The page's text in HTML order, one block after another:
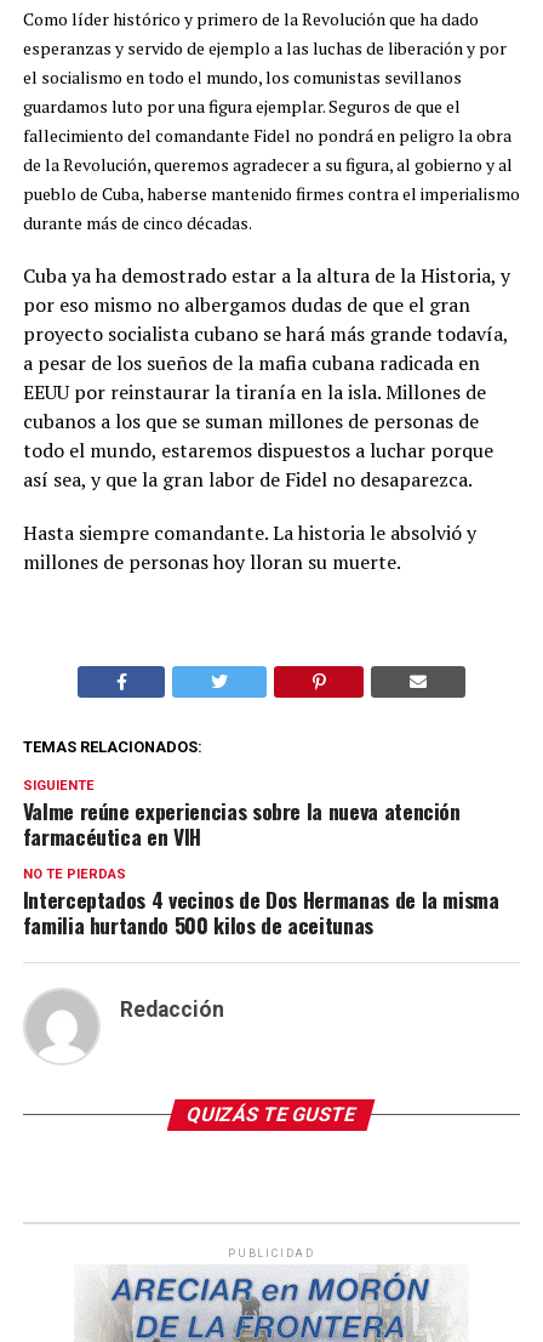
Como líder histórico y primero de la Revolución que ha dado
esperanzas y servido de ejemplo a las luchas de liberación y por
el socialismo en todo el mundo, los comunistas sevillanos
guardamos luto por una figura ejemplar. Seguros de que el
fallecimiento del comandante Fidel no pondrá en peligro la obra
de la Revolución, queremos agradecer a su figura, al gobierno y al
pueblo de Cuba, haberse mantenido firmes contra el imperialismo
durante más de cinco décadas.
Cuba ya ha demostrado estar a la altura de la Historia, y
por eso mismo no albergamos dudas de que el gran
proyecto socialista cubano se hará más grande todavía,
a pesar de los sueños de la mafia cubana radicada en
EEUU por reinstaurar la tiranía en la isla. Millones de
cubanos a los que se suman millones de personas de
todo el mundo, estaremos dispuestos a luchar porque
así sea, y que la gran labor de Fidel no desaparezca.
Hasta siempre comandante. La historia le absolvió y
millones de personas hoy lloran su muerte.
TEMAS RELACIONADOS:
SIGUIENTE
Valme reúne experiencias sobre la nueva atención
farmacéutica en VIH
NO TE PIERDAS
Interceptados 4 vecinos de Dos Hermanas de la misma
familia hurtando 500 kilos de aceitunas
Redacción
QUIZÁS TE GUSTE
PUBLICIDAD